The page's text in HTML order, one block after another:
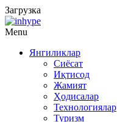
Загрузка
Menu
Янгиликлар
Сиёсат
Иқтисод
Жамият
Ҳодисалар
Технологиялар
Туризм